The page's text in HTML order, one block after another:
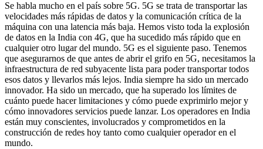
Se habla mucho en el país sobre 5G. 5G se trata de transportar las
velocidades más rápidas de datos y la comunicación crítica de la
máquina con una latencia más baja. Hemos visto toda la explosión
de datos en la India con 4G, que ha sucedido más rápido que en
cualquier otro lugar del mundo. 5G es el siguiente paso. Tenemos
que asegurarnos de que antes de abrir el grifo en 5G, necesitamos la
infraestructura de red subyacente lista para poder transportar todos
esos datos y llevarlos más lejos. India siempre ha sido un mercado
innovador. Ha sido un mercado, que ha superado los límites de
cuánto puede hacer limitaciones y cómo puede exprimirlo mejor y
cómo innovadores servicios puede lanzar. Los operadores en India
están muy conscientes, involucrados y comprometidos en la
construcción de redes hoy tanto como cualquier operador en el
mundo.